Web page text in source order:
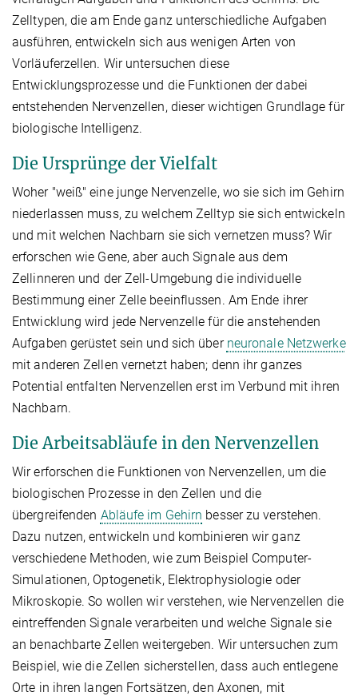
Zelltypen, die am Ende ganz unterschiedliche Aufgaben
ausführen, entwickeln sich aus wenigen Arten von
Vorläuferzellen. Wir untersuchen diese
Entwicklungsprozesse und die Funktionen der dabei
entstehenden Nervenzellen, dieser wichtigen Grundlage für
biologische Intelligenz.
Die Ursprünge der Vielfalt
Woher "weiß" eine junge Nervenzelle, wo sie sich im Gehirn
niederlassen muss, zu welchem Zelltyp sie sich entwickeln
und mit welchen Nachbarn sie sich vernetzen muss? Wir
erforschen wie Gene, aber auch Signale aus dem
Zellinneren und der Zell-Umgebung die individuelle
Bestimmung einer Zelle beeinflussen. Am Ende ihrer
Entwicklung wird jede Nervenzelle für die anstehenden
Aufgaben gerüstet sein und sich über neuronale Netzwerke
mit anderen Zellen vernetzt haben; denn ihr ganzes
Potential entfalten Nervenzellen erst im Verbund mit ihren
Nachbarn.
Die Arbeitsabläufe in den Nervenzellen
Wir erforschen die Funktionen von Nervenzellen, um die
biologischen Prozesse in den Zellen und die
übergreifenden Abläufe im Gehirn besser zu verstehen.
Dazu nutzen, entwickeln und kombinieren wir ganz
verschiedene Methoden, wie zum Beispiel Computer-
Simulationen, Optogenetik, Elektrophysiologie oder
Mikroskopie. So wollen wir verstehen, wie Nervenzellen die
eintreffenden Signale verarbeiten und welche Signale sie
an benachbarte Zellen weitergeben. Wir untersuchen zum
Beispiel, wie die Zellen sicherstellen, dass auch entlegene
Orte in ihren langen Fortsätzen, den Axonen, mit